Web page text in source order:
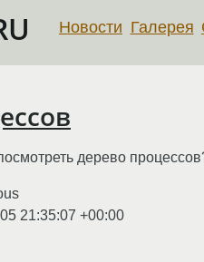
Новости Галерея
дерево
21:35:07 +00:00